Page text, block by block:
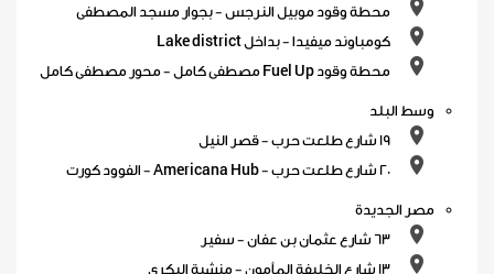
محطة وقود موبيل النرجس - بجوار مسجد المصطفى
كومباوند ميفيدا - بداخل Lake district
محطة وقود Fuel Up مصطفى كامل - محور مصطفى كامل
وسط البلد
مصر الجديدة